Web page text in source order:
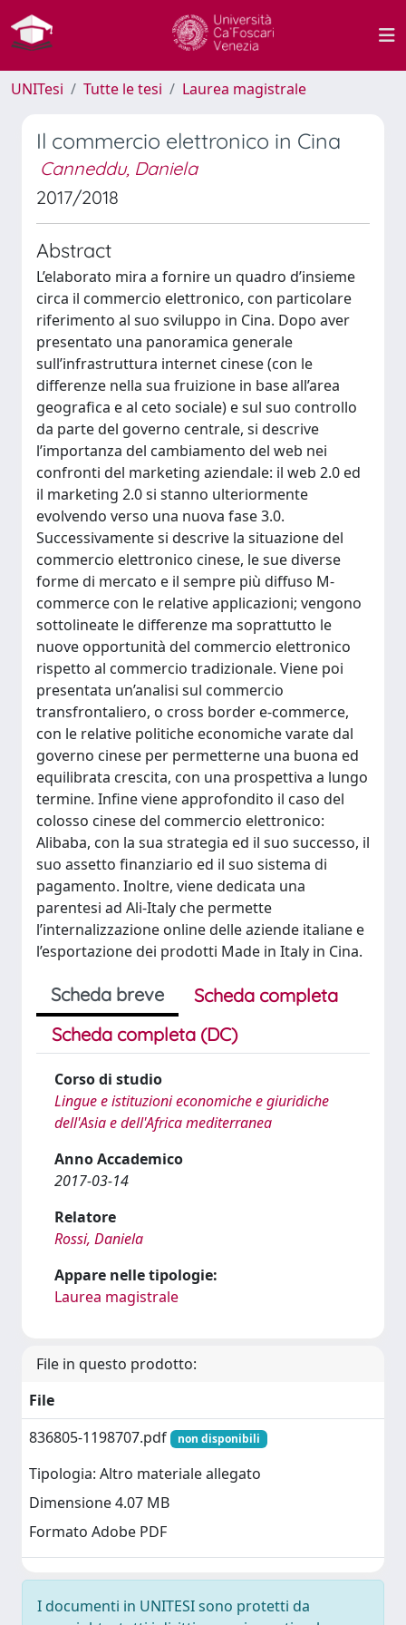
UNITesi Tutte le tesi Laurea magistrale
Il commercio elettronico in Cina
Canneddu, Daniela
2017/2018
Abstract
L’elaborato mira a fornire un quadro d’insieme
circa il commercio elettronico, con particolare
riferimento al suo sviluppo in Cina. Dopo aver
presentato una panoramica generale
sull’infrastruttura internet cinese (con le
differenze nella sua fruizione in base all’area
geografica e al ceto sociale) e sul suo controllo
da parte del governo centrale, si descrive
l’importanza del cambiamento del web nei
confronti del marketing aziendale: il web 2.0 ed
il marketing 2.0 si stanno ulteriormente
evolvendo verso una nuova fase 3.0.
Successivamente si descrive la situazione del
commercio elettronico cinese, le sue diverse
forme di mercato e il sempre più diffuso M-
commerce con le relative applicazioni; vengono
sottolineate le differenze ma soprattutto le
nuove opportunità del commercio elettronico
rispetto al commercio tradizionale. Viene poi
presentata un’analisi sul commercio
transfrontaliero, o cross border e-commerce,
con le relative politiche economiche varate dal
governo cinese per permetterne una buona ed
equilibrata crescita, con una prospettiva a lungo
termine. Infine viene approfondito il caso del
colosso cinese del commercio elettronico:
Alibaba, con la sua strategia ed il suo successo, il
suo assetto finanziario ed il suo sistema di
pagamento. Inoltre, viene dedicata una
parentesi ad Ali-Italy che permette
l’internalizzazione online delle aziende italiane e
l’esportazione dei prodotti Made in Italy in Cina.
Scheda breve
Scheda completa
Scheda completa (DC)
Corso di studio
Lingue e istituzioni economiche e giuridiche
dell'Asia e dell'Africa mediterranea
Anno Accademico
2017-03-14
Relatore
Rossi, Daniela
Appare nelle tipologie:
Laurea magistrale
File in questo prodotto:
File
836805-1198707.pdf
non disponibili
Tipologia: Altro materiale allegato
Dimensione 4.07 MB
Formato Adobe PDF
I documenti in UNITESI sono protetti da